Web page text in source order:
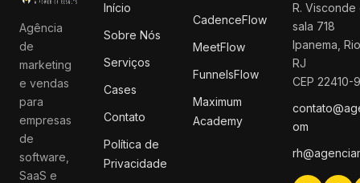
Agência
de
marketing
e vendas
para
empresas
de
software,
SaaS e
Início
Sobre Nós
Serviços
Cases
Contato
Política de
Privacidade
CadenceFlow
MeetFlow
FunnelsFlow
Maximum
Academy
R.
sala 718
Ipanema,
RJ
CEP 22410-
om